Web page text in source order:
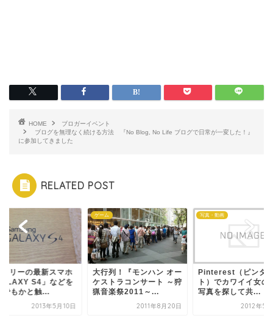
HOME
ブロガーイベント
ブログを無理なく続ける方法 『No Blog, No Life ブログで日常が一変した！』
に参加してきました
RELATED POST
リーの最新スマホ
S4」などを
でもかと触...
2013年5月10日
ゲーム
大行列！『モンハン オー
ケストラコンサート ～狩
猟音楽祭2011～...
2011年8月20日
写真・動画
Pinterest（ピンタ
ト）でカワイイ女の
写真を探して共...
2012年5